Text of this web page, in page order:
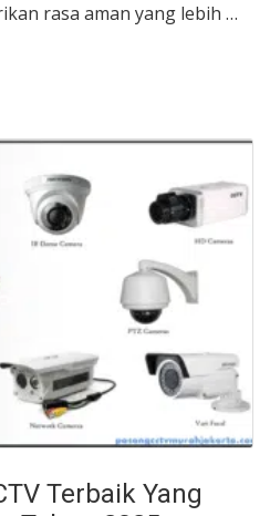
rasa aman yang lebih …
Terbaik Yang